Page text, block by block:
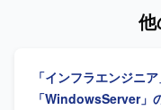
Active Directory、フ
Zabbix、Patch
Protection（SEP）な
利用した環境構築を
基づく実作業の遂行など
況整理と一次切り分
ーションを取りなが
「インフラエンジニ
「WindowsServer」